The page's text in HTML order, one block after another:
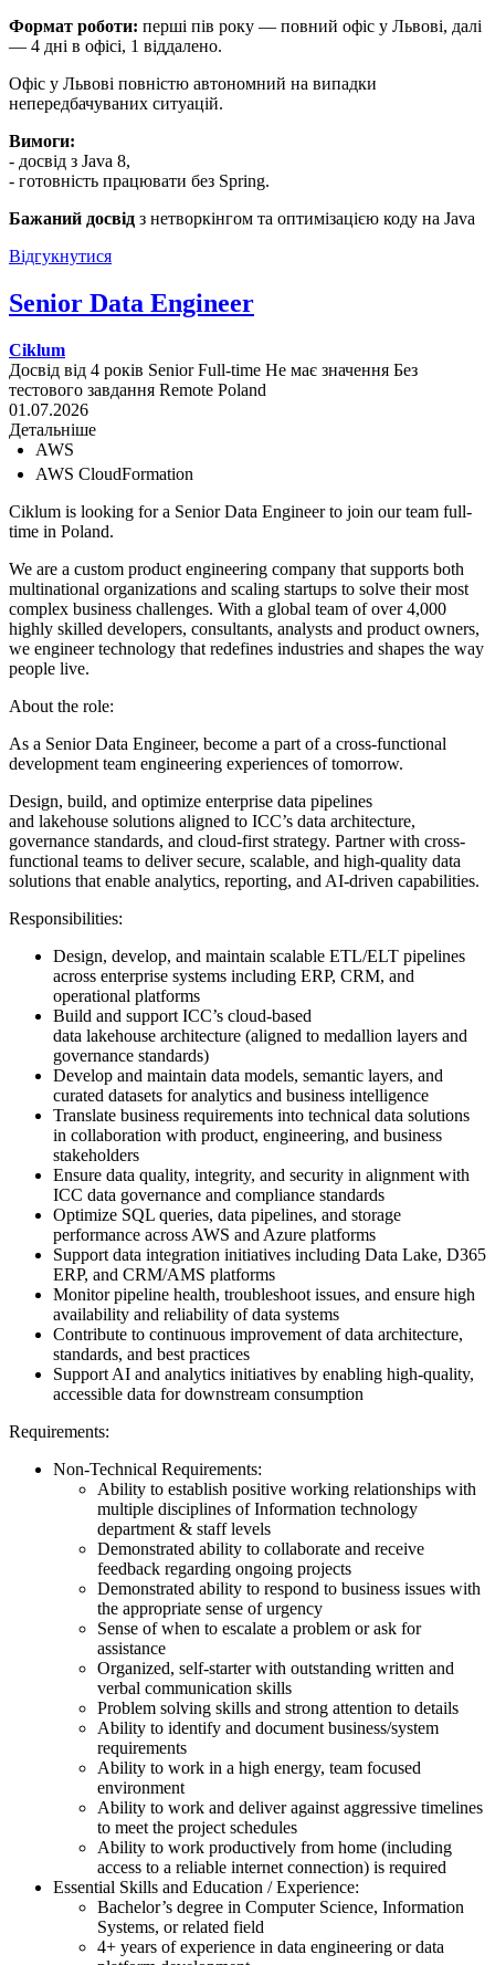
Формат роботи: перші пів року — повний офіс у Львові, далі
— 4 дні в офісі, 1 віддалено.
Офіс у Львові повністю автономний на випадки
непередбачуваних ситуацій.
Вимоги:
- досвід з Java 8,
- готовність працювати без Spring.
Бажаний досвід з нетворкінгом та оптимізацією коду на Java
Відгукнутися
Senior Data Engineer
Ciklum
Досвід від 4 років Senior Full-time Не має значення Без
тестового завдання Remote Poland
01.07.2026
Детальніше
AWS
AWS CloudFormation
Ciklum is looking for a Senior Data Engineer to join our team full-
time in Poland.
We are a custom product engineering company that supports both
multinational organizations and scaling startups to solve their most
complex business challenges. With a global team of over 4,000
highly skilled developers, consultants, analysts and product owners,
we engineer technology that redefines industries and shapes the way
people live.
About the role:
As a Senior Data Engineer, become a part of a cross-functional
development team engineering experiences of tomorrow.
Design, build, and optimize enterprise data pipelines
and lakehouse solutions aligned to ICC’s data architecture,
governance standards, and cloud-first strategy. Partner with cross-
functional teams to deliver secure, scalable, and high-quality data
solutions that enable analytics, reporting, and AI-driven capabilities.
Responsibilities:
Design, develop, and maintain scalable ETL/ELT pipelines
across enterprise systems including ERP, CRM, and
operational platforms
Build and support ICC’s cloud-based
data lakehouse architecture (aligned to medallion layers and
governance standards)
Develop and maintain data models, semantic layers, and
curated datasets for analytics and business intelligence
Translate business requirements into technical data solutions
in collaboration with product, engineering, and business
stakeholders
Ensure data quality, integrity, and security in alignment with
ICC data governance and compliance standards
Optimize SQL queries, data pipelines, and storage
performance across AWS and Azure platforms
Support data integration initiatives including Data Lake, D365
ERP, and CRM/AMS platforms
Monitor pipeline health, troubleshoot issues, and ensure high
availability and reliability of data systems
Contribute to continuous improvement of data architecture,
standards, and best practices
Support AI and analytics initiatives by enabling high-quality,
accessible data for downstream consumption
Requirements:
Non-Technical Requirements:
Ability to establish positive working relationships with
multiple disciplines of Information technology
department & staff levels
Demonstrated ability to collaborate and receive
feedback regarding ongoing projects
Demonstrated ability to respond to business issues with
the appropriate sense of urgency
Sense of when to escalate a problem or ask for
assistance
Organized, self-starter with outstanding written and
verbal communication skills
Problem solving skills and strong attention to details
Ability to identify and document business/system
requirements
Ability to work in a high energy, team focused
environment
Ability to work and deliver against aggressive timelines
to meet the project schedules
Ability to work productively from home (including
access to a reliable internet connection) is required
Essential Skills and Education / Experience:
Bachelor’s degree in Computer Science, Information
Systems, or related field
4+ years of experience in data engineering or data